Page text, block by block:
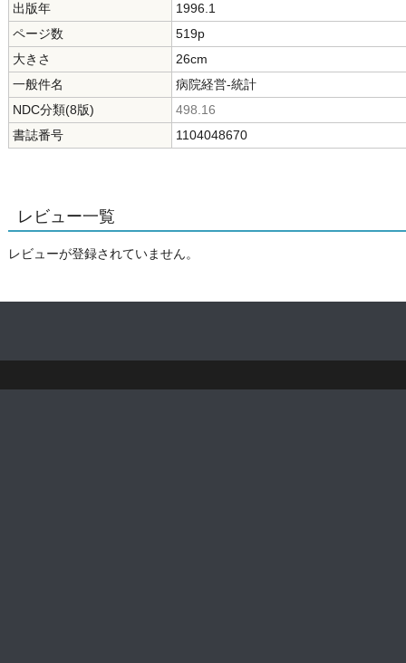
出版年
1996.1
ページ数
519p
大きさ
26cm
一般件名
病院経営-統計
NDC分類(8版)
498.16
書誌番号
1104048670
レビュー一覧
レビューが登録されていません。